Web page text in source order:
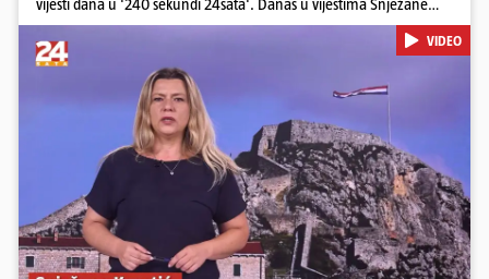
vijesti dana u '240 sekundi 24sata'. Danas u vijestima Snježane
Krnetić: Hrvatska je obilježila 31. obljetnicu Oluje, a pažnju je
privuklo ignoriranje predsjednika Zorana Milanovića i premijera
Andreja Plenkovića u Kninu. Donosimo i detalje o većim
braniteljskim mirovinama, apelu obitelji Hrvata u komi u Irskoj,
upozorenjima nakon nove tragedije na električnom romobilu te
smanjenju proizvodnje u nuklearnoj elektrani Krško.
Pokretanje videa...
VIDEO